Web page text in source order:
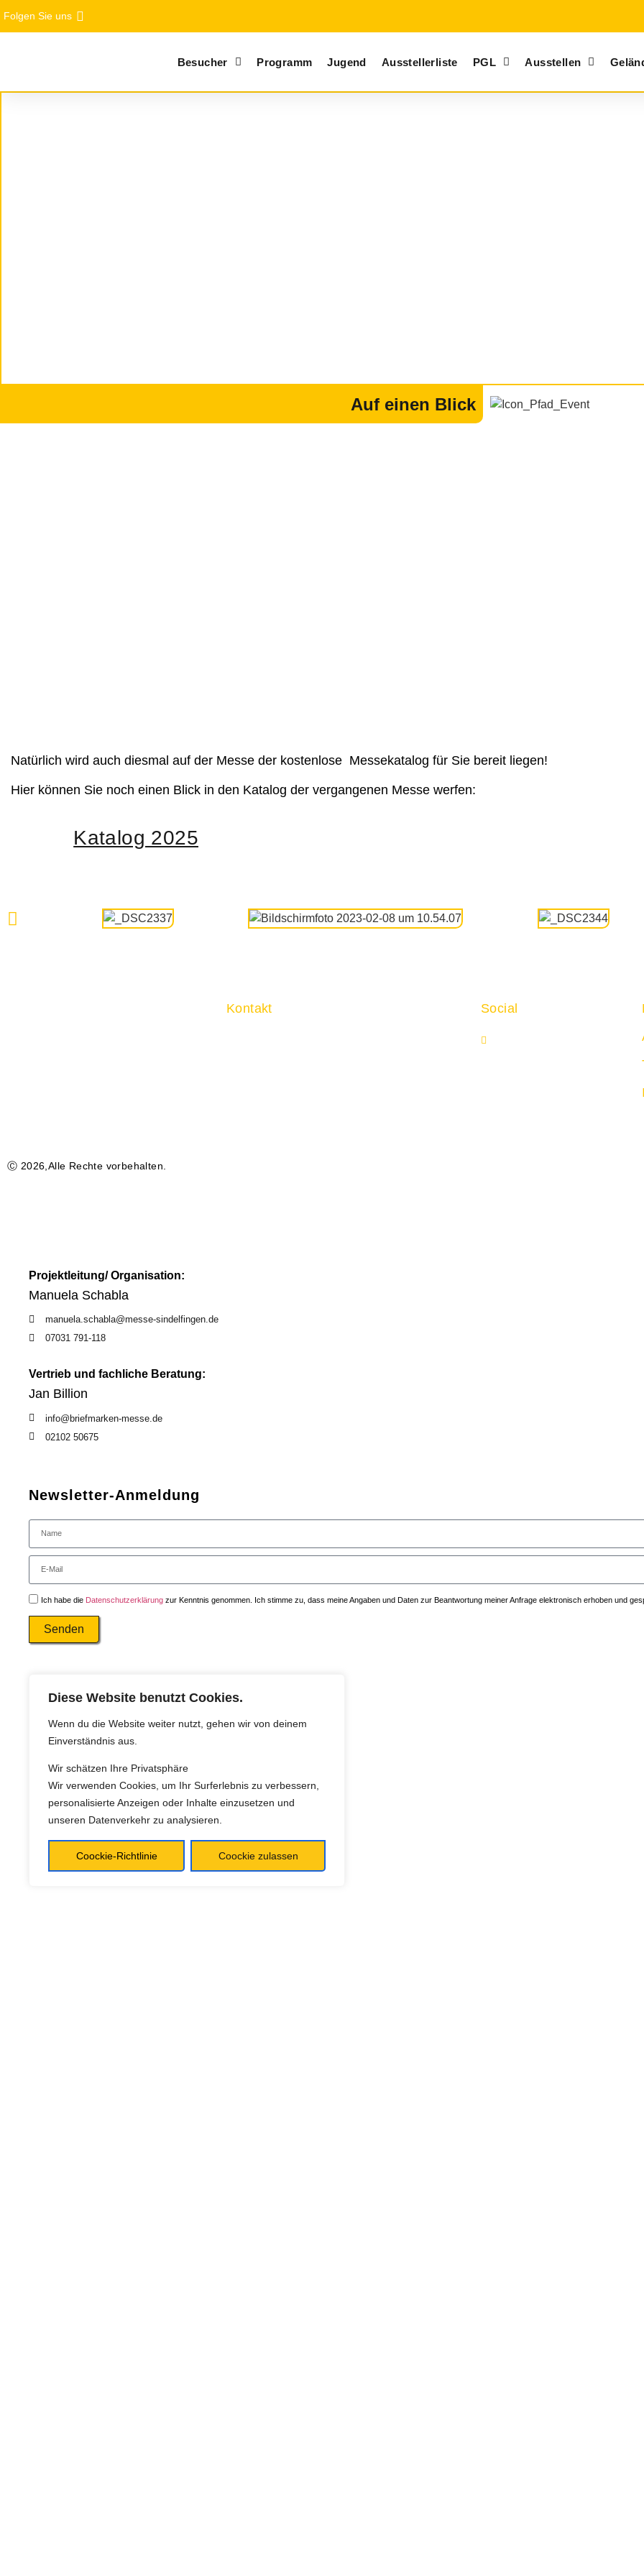
Diese Website benutzt Cookies.
Wenn du die Website weiter nutzt, gehen wir von deinem
Einverständnis aus.
Wir schätzen Ihre Privatsphäre
Wir verwenden Cookies, um Ihr Surferlebnis zu verbessern,
personalisierte Anzeigen oder Inhalte einzusetzen und
unseren Datenverkehr zu analysieren.
Coockie-Richtlinie Coockie zulassen
Folgen Sie uns
Besucher Programm Jugend Ausstellerliste PGL Ausstellen
Auf einen Blick
Natürlich wird auch diesmal auf der Messe der kostenlose Messekatalog für Sie bereit liegen!
Hier können Sie noch einen Blick in den Katalog der vergangenen Messe werfen:
Katalog 2025
Kontakt Social
Ⓒ 2026,Alle Rechte vorbehalten.
Projektleitung/ Organisation:
Manuela Schabla
manuela.schabla@messe-sindelfingen.de
07031 791-118
Vertrieb und fachliche Beratung:
Jan Billion
info@briefmarken-messe.de
02102 50675
Newsletter-Anmeldung
Ich habe die Datenschutzerklärung zur Kenntnis genommen. Ich stimme zu, dass meine Angaben und Daten zur Beantwortung meiner Anfrage elektronisch erhoben und
Senden